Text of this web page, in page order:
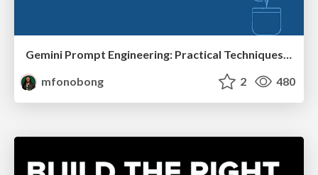
Gemini Prompt Engineering: Practical Techniques for Tangible AI Outcomes
mfonobong
2 480